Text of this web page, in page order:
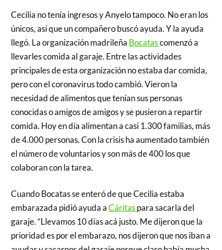
Cecilia no tenía ingresos y Anyelo tampoco. No eran los
únicos, así que un compañero buscó ayuda. Y la ayuda
llegó. La organización madrileña Bocatascomenzó a
llevarles comida al garaje. Entre las actividades
principales de esta organización no estaba dar comida,
pero con el coronavirus todo cambió. Vieron la
necesidad de alimentos que tenían sus personas
conocidas o amigos de amigos y se pusieron a repartir
comida. Hoy en día alimentan a casi 1.300 familias, más
de 4.000 personas. Con la crisis ha aumentado también
el número de voluntarios y son más de 400 los que
colaboran con la tarea.
Cuando Bocatas se enteró de que Cecilia estaba
embarazada pidió ayuda aCáritaspara sacarla del
garaje. “Llevamos 10 días acá justo. Me dijeron que la
prioridad es por el embarazo, nos dijeron que nos iban a